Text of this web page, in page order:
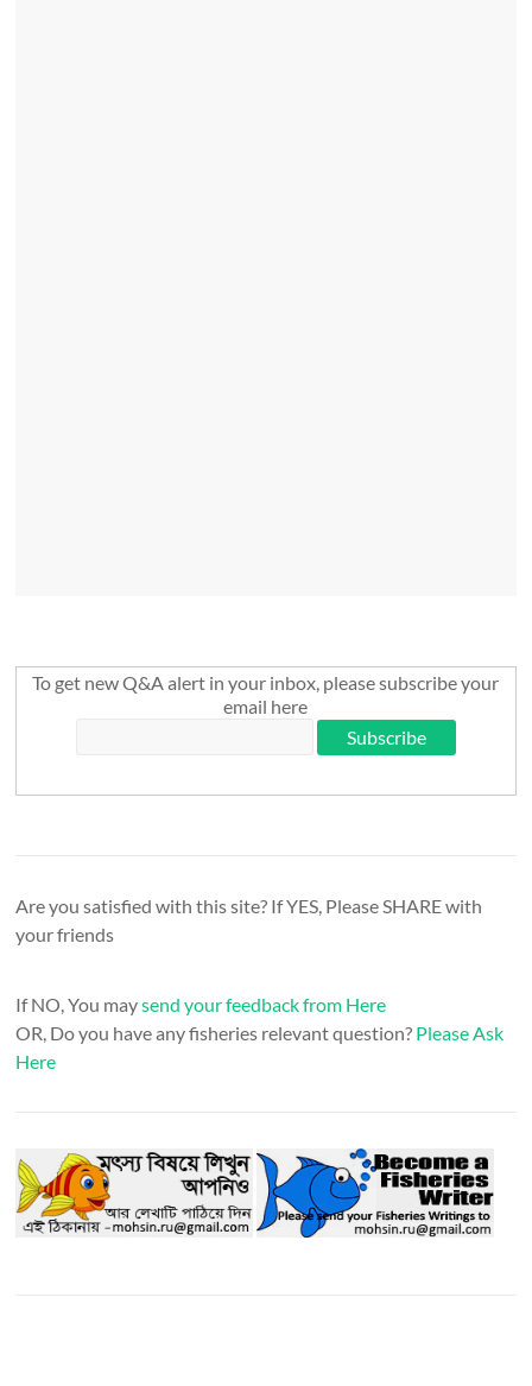
To get new Q&A alert in your inbox, please subscribe your
email here
Are you satisfied with this site? If YES, Please SHARE with
your friends
If NO, You maysend your feedback from Here
OR, Do you have any fisheries relevant question? Please Ask
Here